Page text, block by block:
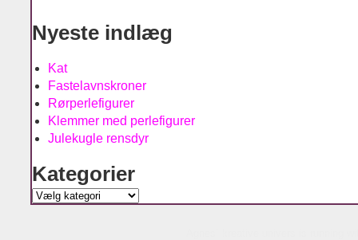
Nyeste indlæg
Kat
Fastelavnskroner
Rørperlefigurer
Klemmer med perlefigurer
Julekugle rensdyr
Kategorier
Kategorier